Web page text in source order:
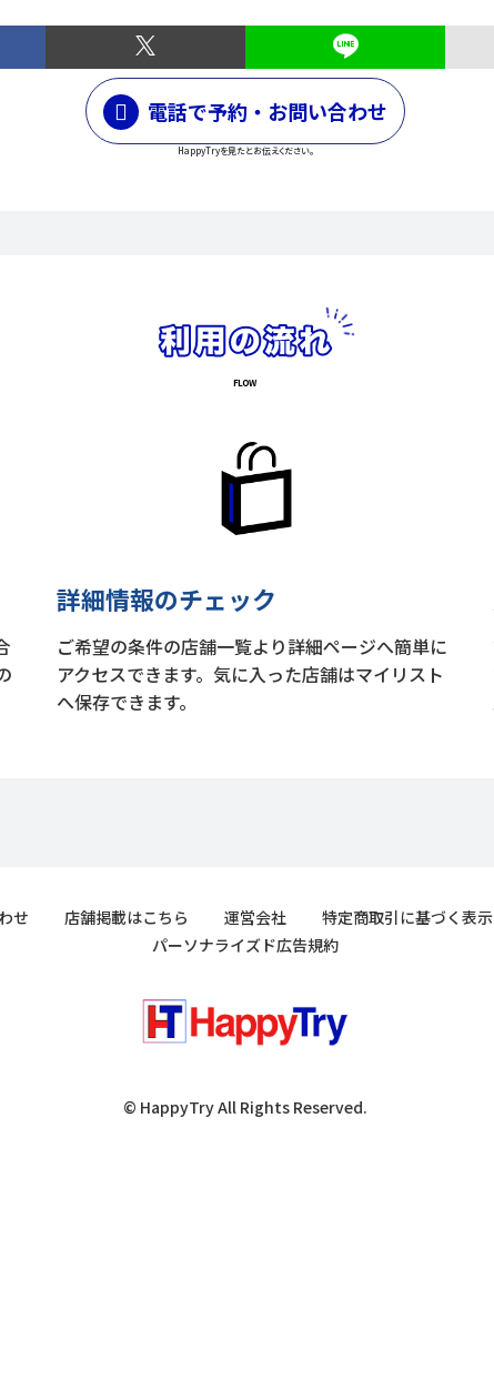
電話で予約・お問い合わせ
HappyTryを見たとお伝えください。
詳細情報のチェック
ご希望の条件の店舗一覧より詳細ページへ簡単に
アクセスできます。気に入った店舗はマイリスト
へ保存できます。
せ 店舗掲載はこちら 運営会社
特定商取引に基づく表示
パーソナライズド広告規約
© HappyTry All Rights Reserved.